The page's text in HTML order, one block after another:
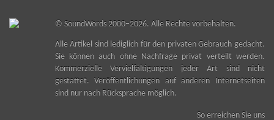
© SoundWords2000–2026. Alle Rechte vorbehalten.
Alle Artikel sind lediglich für den privaten Gebrauch gedacht.
Sie können auch ohne Nachfrage privat verteilt werden.
Kommerzielle Vervielfältigungen jeder Art sind nicht
gestattet. Veröffentlichungen auf anderen Internetseiten
sind nur nach Rücksprache möglich.
So erreichen Sie uns